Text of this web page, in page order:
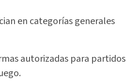
en categorías generales
autorizadas para partidos